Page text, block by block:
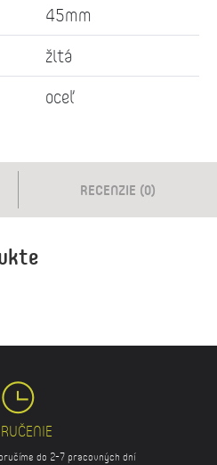
45mm
žltá
oceľ
RECENZIE (0)
do 2-7 pracovných dní